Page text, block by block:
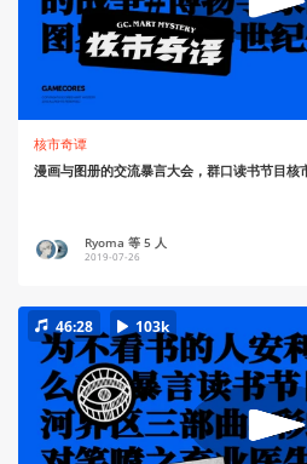
核市奇谭
漫画与图册的交流暴言大会，群口读书节目核
Ryoma 等 5 人
2019-07-26
46:28 103k